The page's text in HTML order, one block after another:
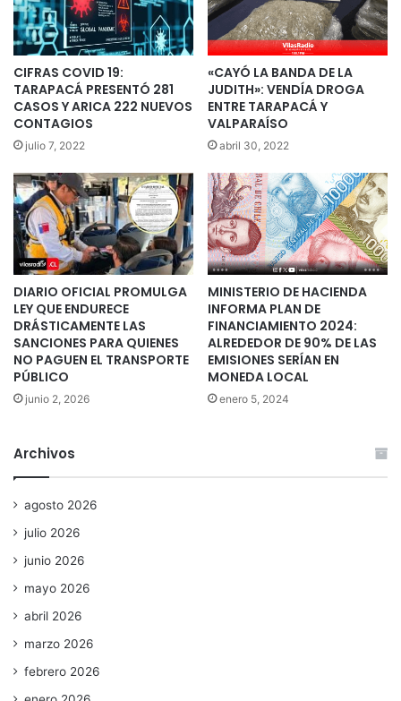
CIFRAS COVID 19:
TARAPACÁ PRESENTÓ 281
CASOS Y ARICA 222 NUEVOS
CONTAGIOS
julio 7, 2022
«CAYÓ LA BANDA DE LA
JUDITH»: VENDÍA DROGA
ENTRE TARAPACÁ Y
VALPARAÍSO
abril 30, 2022
DIARIO OFICIAL PROMULGA
LEY QUE ENDURECE
DRÁSTICAMENTE LAS
SANCIONES PARA QUIENES
NO PAGUEN EL TRANSPORTE
PÚBLICO
junio 2, 2026
MINISTERIO DE HACIENDA
INFORMA PLAN DE
FINANCIAMIENTO 2024:
ALREDEDOR DE 90% DE LAS
EMISIONES SERÍAN EN
MONEDA LOCAL
enero 5, 2024
Archivos
agosto 2026
julio 2026
junio 2026
mayo 2026
abril 2026
marzo 2026
febrero 2026